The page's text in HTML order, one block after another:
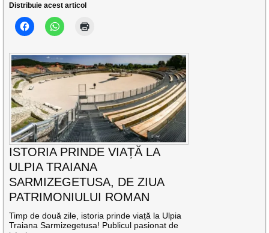
Distribuie acest articol
ISTORIA PRINDE VIAȚĂ LA
ULPIA TRAIANA
SARMIZEGETUSA, DE ZIUA
PATRIMONIULUI ROMAN
Timp de două zile, istoria prinde viață la Ulpia
Traiana Sarmizegetusa! Publicul pasionat de